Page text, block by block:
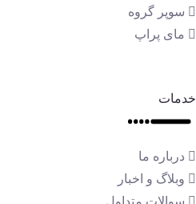
سوپر گروه
مای پراپ
خدمات
درباره ما
وبلاگ و اخبار
سوالات متداول